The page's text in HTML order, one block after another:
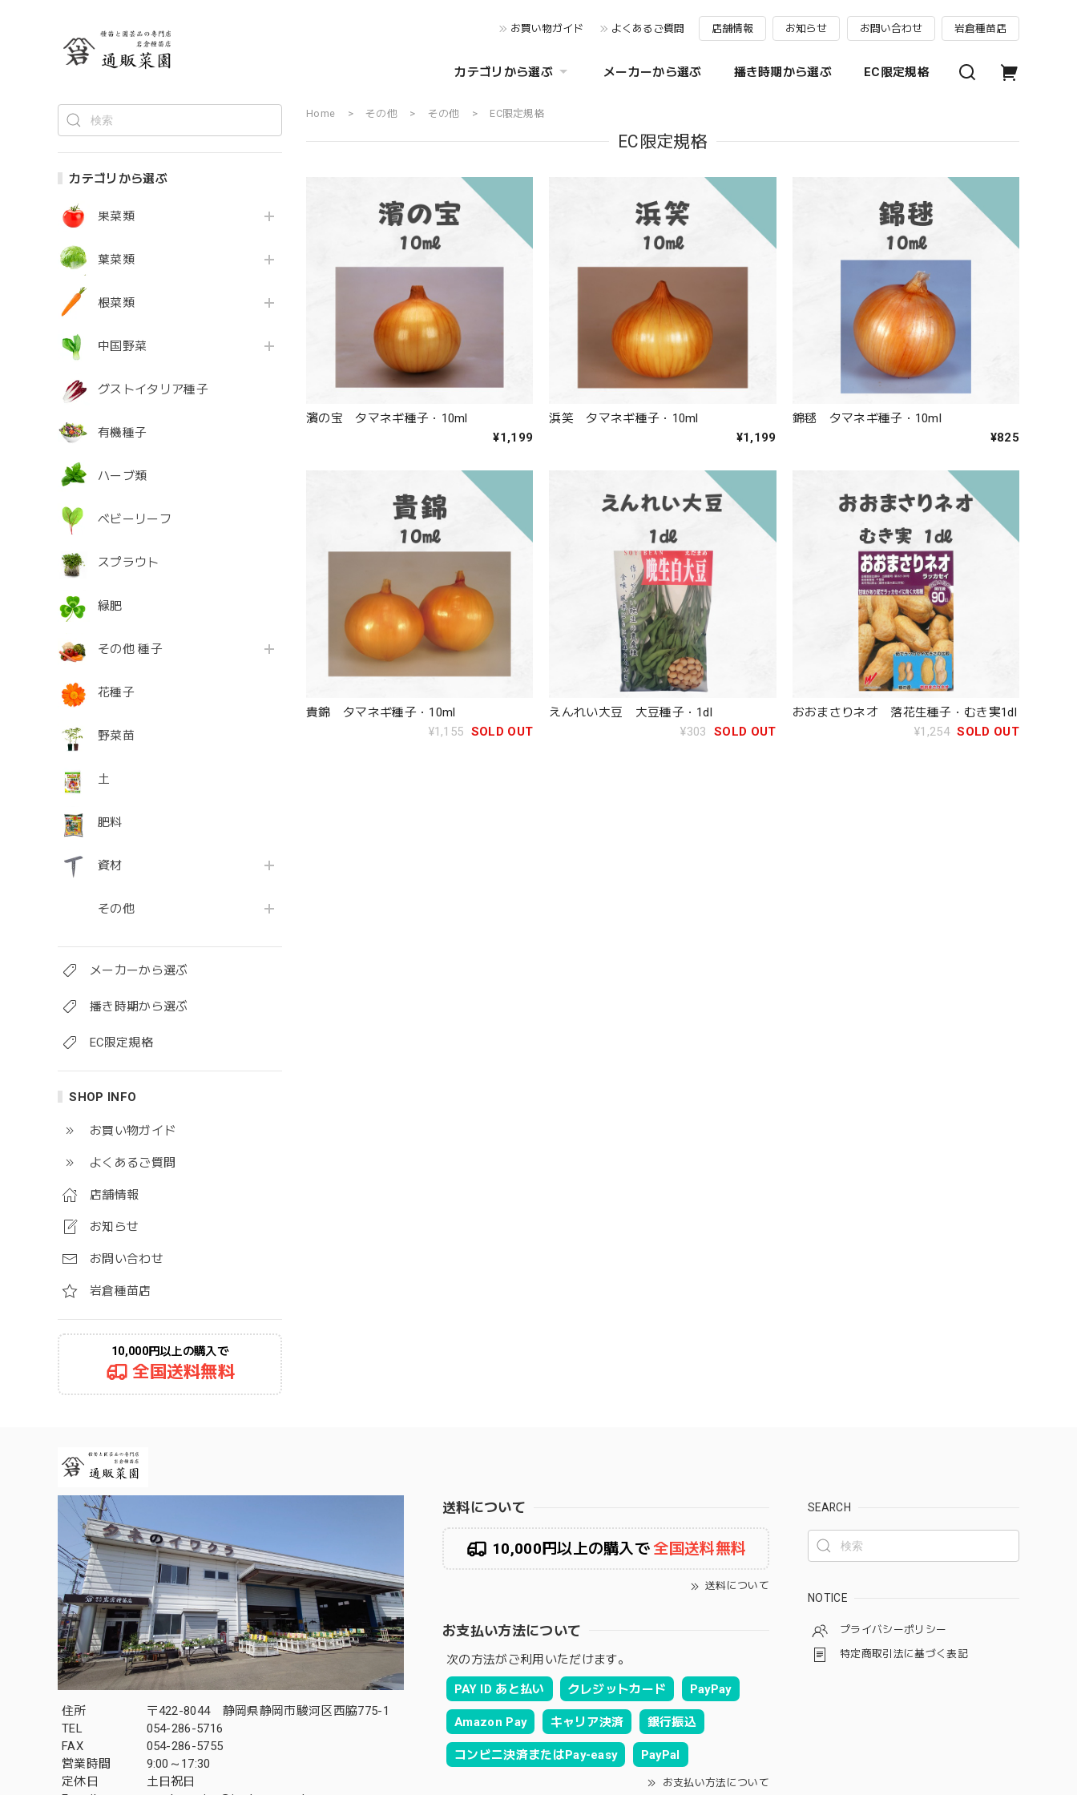
お買い物ガイド よくあるご質問 店舗情報 お知らせ お問い合わせ 岩倉種苗店
カテゴリから選ぶ メーカーから選ぶ 播き時期から選ぶ EC限定規格
カテゴリから選ぶ
果菜類
葉菜類
根菜類
中国野菜
グストイタリア種子
有機種子
ハーブ類
ベビーリーフ
スプラウト
緑肥
その他 種子
花種子
野菜苗
土
肥料
資材
その他
メーカーから選ぶ
播き時期から選ぶ
EC限定規格
SHOP INFO
お買い物ガイド
よくあるご質問
店舗情報
お知らせ
お問い合わせ
岩倉種苗店
10,000円以上の購入で
全国送料無料
Home その他 その他 EC限定規格
EC限定規格
濱の宝 タマネギ種子・10ml
¥1,199
浜笑 タマネギ種子・10ml
¥1,199
錦毬 タマネギ種子・10ml
¥825
貴錦 タマネギ種子・10ml
¥1,155 SOLD OUT
えんれい大豆 大豆種子・1dl
¥303
SOLD OUT
おおまさりネオ 落花生種子・むき実1dl
¥1,254 SOLD OUT
住所
〒422-8044 静岡県静岡市駿河区西脇775-1
TEL
054-286-5716
FAX
054-286-5755
営業時間
9:00～17:30
定休日
土日祝日
送料について
10,000円以上の購入で全国送料無料
送料について
お支払い方法について
次の方法がご利用いただけます。
PAY ID あと払い クレジットカード PayPay
Amazon Pay キャリア決済 銀行振込
コンビニ決済またはPay-easy PayPal
お支払い方法について
SEARCH
NOTICE
プライバシーポリシー
特定商取引法に基づく表記